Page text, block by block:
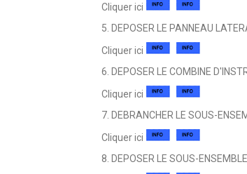
Cliquer ici
5. DEPOSER LE PANNEAU
Cliquer ici
6. DEPOSER LE COMBINE
Cliquer ici
7. DEBRANCHER LE SOUS-
Cliquer ici
8. DEPOSER LE SOUS-